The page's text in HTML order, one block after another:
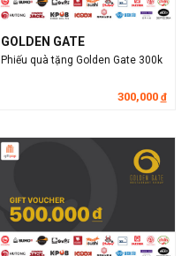
GOLDEN GATE
Phiếu quà tặng Golden Gate 300k
300,000 đ